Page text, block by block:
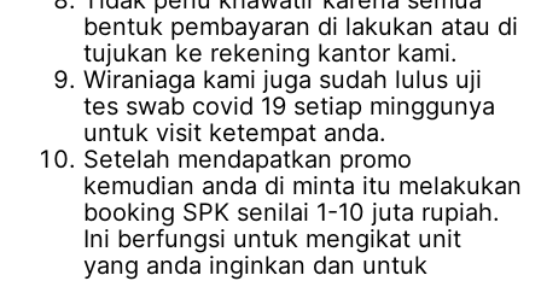
bentuk pembayaran di lakukan atau di
tujukan ke rekening kantor kami.
Wiraniaga kami juga sudah lulus uji
tes swab covid 19 setiap minggunya
untuk visit ketempat anda.
Setelah mendapatkan promo
kemudian anda di minta itu melakukan
booking SPK senilai 1-10 juta rupiah.
Ini berfungsi untuk mengikat unit
yang anda inginkan dan untuk